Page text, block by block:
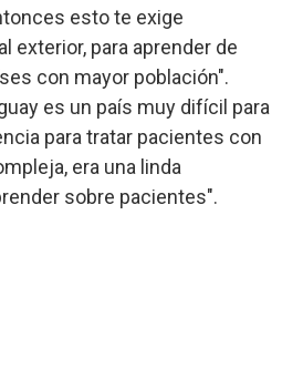
esto te exige
exterior, para aprender de
con mayor población".
es un país muy difícil para
para tratar pacientes con
era una linda
sobre pacientes".